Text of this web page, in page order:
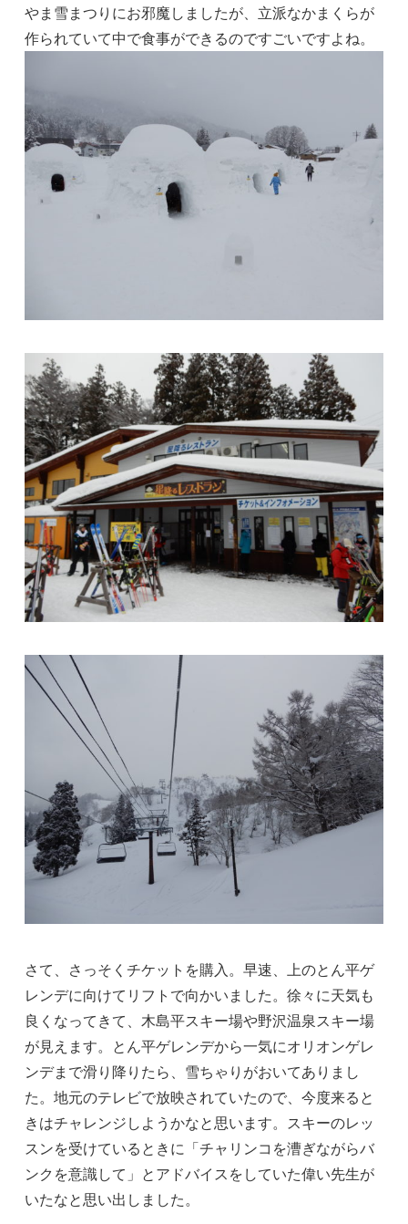
やま雪まつりにお邪魔しましたが、立派なかまくらが
作られていて中で食事ができるのですごいですよね。
さて、さっそくチケットを購入。早速、上のとん平ゲ
レンデに向けてリフトで向かいました。徐々に天気も
良くなってきて、木島平スキー場や野沢温泉スキー場
が見えます。とん平ゲレンデから一気にオリオンゲレ
ンデまで滑り降りたら、雪ちゃりがおいてありまし
た。地元のテレビで放映されていたので、今度来ると
きはチャレンジしようかなと思います。スキーのレッ
スンを受けているときに「チャリンコを漕ぎながらバ
ンクを意識して」とアドバイスをしていた偉い先生が
いたなと思い出しました。